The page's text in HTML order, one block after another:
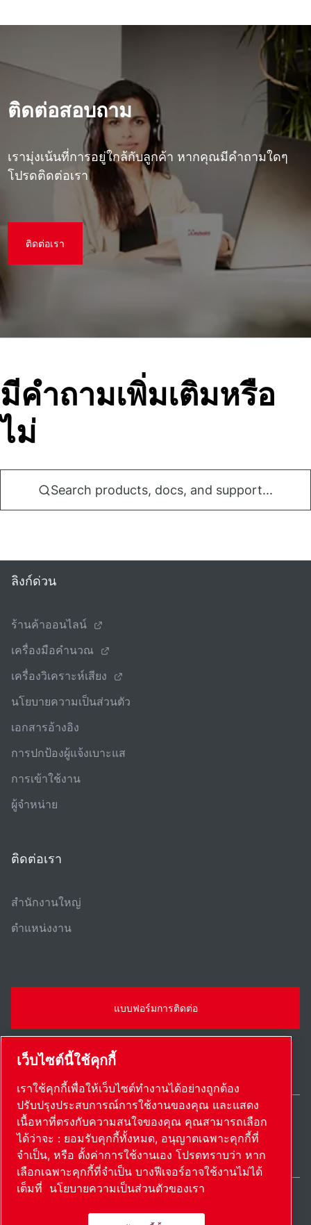
ติดต่อสอบถาม
เรามุ่งเน้นที่การอยู่ใกล้กับลูกค้า หากคุณมีคําถามใดๆ
โปรดติดต่อเรา
ติดต่อเรา
มีคําถามเพิ่มเติมหรือ
ไม่
Search products, docs, and support...
ลิงก์ด่วน
ร้านค้าออนไลน์
เครื่องมือคํานวณ
เครื่องวิเคราะห์เสียง
นโยบายความเป็นส่วนตัว
เอกสารอ้างอิง
การปกป้องผู้แจ้งเบาะแส
การเข้าใช้งาน
ผู้จําหน่าย
ติดต่อเรา
สํานักงานใหญ่
ตําแหน่งงาน
แบบฟอร์มการติดต่อ
แผนผังเว็บไซต์ตั้งค่าการใช้งานเอง © 2026 ลิขสิทธิ์
Thailand / TH
เว็บไซต์นี้ใช้คุกกี้
เราใช้คุกกี้เพื่อให้เว็บไซต์ทำงานได้อย่างถูกต้อง
ปรับปรุงประสบการณ์การใช้งานของคุณ และแสดง
เนื้อหาที่ตรงกับความสนใจของคุณ คุณสามารถเลือก
ได้ว่าจะ : ยอมรับคุกกี้ทั้งหมด, อนุญาตเฉพาะคุกกี้ที่
จำเป็น, หรือ ตั้งค่าการใช้งานเอง โปรดทราบว่า หาก
เลือกเฉพาะคุกกี้ที่จำเป็น บางฟีเจอร์อาจใช้งานไม่ได้
เต็มที่ นโยบายความเป็นส่วนตัวของเรา